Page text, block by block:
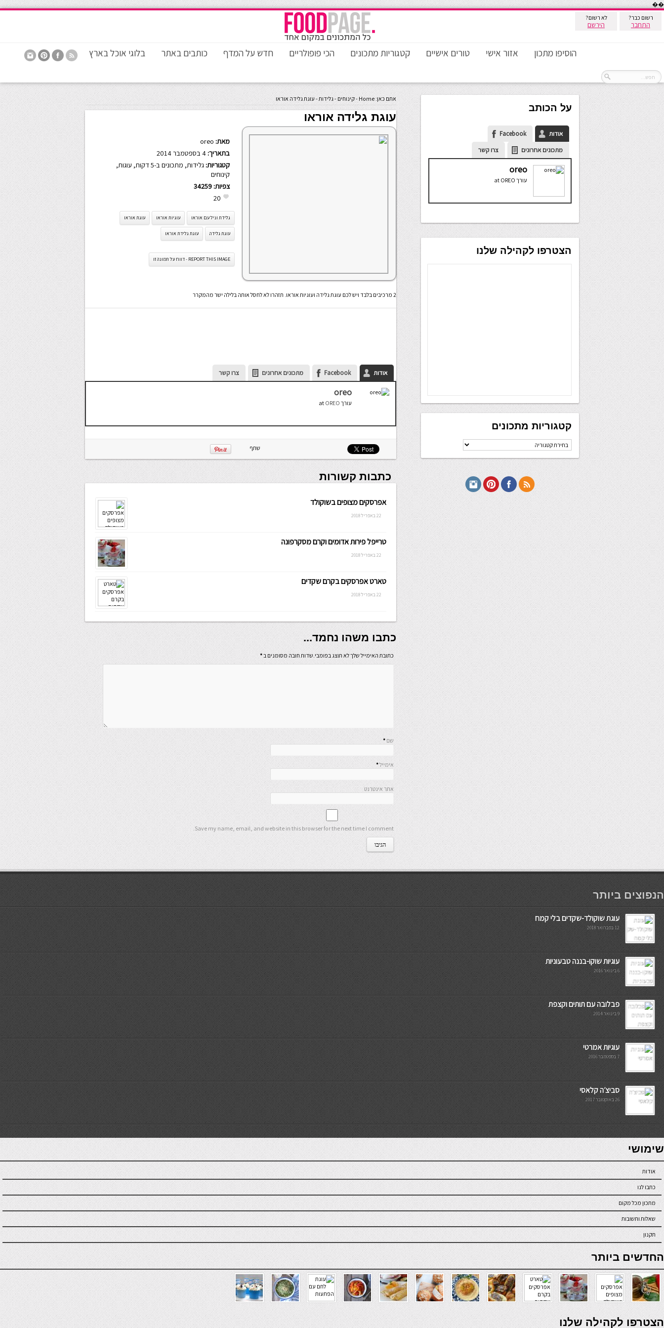
��
רשום כבר?
התחבר
לא רשום?
הירשם
הוסיפו מתכון אזור אישי טורים אישיים קטגוריות מתכונים הכי פופולריים חדש על המדף כותבים באתר בלוגי אוכל בארץ
אתם כאן: Home
-קינוחים -גלידות- עוגת גלידה אוראו
עוגת גלידה אוראו
מאת: oreo
בתאריך:
קטגוריות: גלידות, מתכונים ב-5 דקות , עוגות,
קינוחים
צפיות: 34259
20
גלידת וניל עם אוראו עוגיות אוראו עוגת אוראו
עוגת גלידה עוגת גלידת אוראו
REPORT THIS IMAGE - דווח על תמונה זו
2 מרכיבים בלבד ויש לכם עוגת גלידה ועוגיות אוראו. תזהרו לא לחסל אותה בלילה ישר מהמקרר
אודות Facebook מתכונים אחרונים צרו קשר
oreo
עורך OREO
שתף
כתבות קשורות
אפרסקים מצופים בשוקולד
22 באפריל 2018
טרייפל פירות אדומים וקרם מסקרפונה
22 באפריל 2018
טארט אפרסקים בקרם שקדים
22 באפריל 2018
כתבו משהו נחמד...
כתובת האימייל שלך לא תוצג בפומבי.שדות חובה מסומנים ב*
שם *
אימייל*
אתר אינטרנט
Save my name, email, and website in this browser for the next time I comment.
על הכותב
אודות
Facebook
מתכונים אחרונים
צרו קשר
oreo
עורך OREO
הצטרפו לקהילה שלנו
קטגוריות מתכונים
קטגוריות
מתכונים
мостбет кг
הנפוצים ביותר
עוגת שוקולד-שקדים בלי קמח
12 בפברואר 2018
עוגיות שוקו-בננה טבעוניות
6 בינואר 2016
פבלובה עם תותים וקצפת
9 בינואר 2014
עוגיות אמרטי
7 בספטמבר 2016
סביצ׳ה קלאסי
26 באוקטובר 2017
7slots
seriöse online casinos österreich
שימושי
אודות
כתבו לנו
מתכון מכל מקום
שאלות ותשובות
תקנון
online casino
החדשים ביותר
verde casino
הצטרפו לקהילה שלנו